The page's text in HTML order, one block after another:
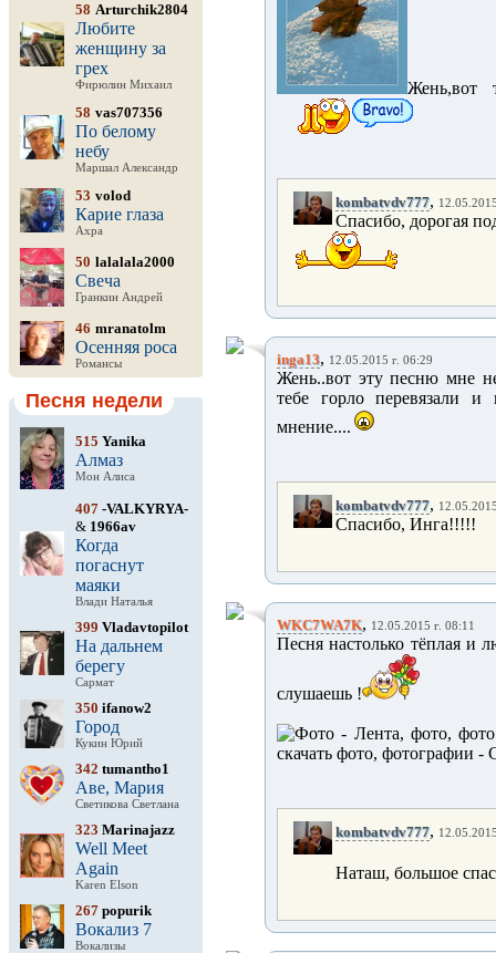
58 Arturchik2804
Любите
женщину за
грех
Фирюлин Михаил
58 vas707356
По белому
небу
Маршал Александр
53 volod
Карие глаза
Ахра
50 lalalala2000
Свеча
Гранкин Андрей
46 mranatolm
Осенняя роса
Романсы
Песня недели
515 Yanika
Алмаз
Мон Алиса
407 -VALKYRYA-
& 1966av
Когда
погаснут
маяки
Влади Наталья
399 Vladavtopilot
На дальнем
берегу
Сармат
350 ifanow2
Город
Кукин Юрий
342 tumantho1
Аве, Мария
Светикова Светлана
323 Marinajazz
Well Meet
Again
Karen Elson
267 popurik
Вокализ 7
Вокализы
Жень,вот
kombatvdv777,
Спасибо, дорогая
inga13, 12.05.2015 г. 06:29
Жень..вот эту песню мне
тебе горло перевязали и
мнение....
kombatvdv777,
Спасибо, Инга!!!!!
WKC7WA7K, 12.05.2015 г. 08:11
Песня настолько тёплая и
слушаешь !
kombatvdv777,
Наташ, большое